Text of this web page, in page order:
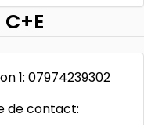
1: 07974239302
de contact: